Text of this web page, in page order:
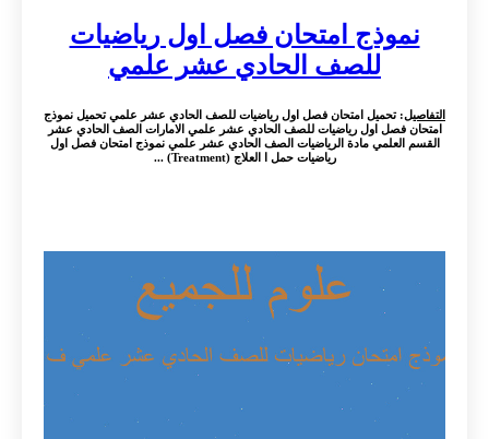
نموذج امتحان فصل اول رياضيات
للصف الحادي عشر علمي
التفاصيل: تحميل امتحان فصل اول رياضيات للصف الحادي عشر علمي تحميل نموذج
امتحان فصل اول رياضيات للصف الحادي عشر علمي الامارات الصف الحادي عشر
القسم العلمي مادة الرياضيات الصف الحادي عشر علمي نموذج امتحان فصل اول
رياضيات حمل ا العلاج (Treatment) ...